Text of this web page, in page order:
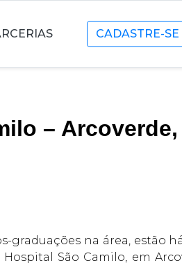
CADASTRE-SE
– Arcoverde,
graduações na área, estão
São Camilo, em